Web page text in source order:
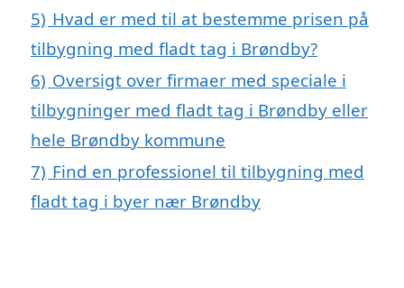
5) Hvad er med til at bestemme prisen på
tilbygning med fladt tag i Brøndby?
6) Oversigt over firmaer med speciale i
tilbygninger med fladt tag i Brøndby eller
hele Brøndby kommune
7) Find en professionel til tilbygning med
fladt tag i byer nær Brøndby